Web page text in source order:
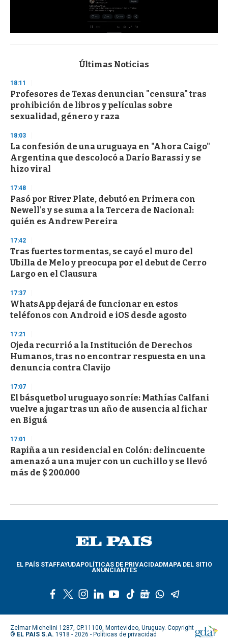
s
d
s
o
f
3
s
e
c
o
n
Últimas Noticias
18:11
Profesores de Texas denuncian "censura" tras
prohibición de libros y películas sobre
sexualidad, género y raza
18:03
La confesión de una uruguaya en "Ahora Caigo"
Argentina que descolocó a Darío Barassi y se
hizo viral
17:48
Pasó por River Plate, debutó en Primera con
Newell's y se suma a la Tercera de Nacional:
quién es Andrew Pereira
17:42
Tras fuertes tormentas, se cayó el muro del
Ubilla de Melo y preocupa por el debut de Cerro
Largo en el Clausura
17:37
WhatsApp dejará de funcionar en estos
teléfonos con Android e iOS desde agosto
17:21
Ojeda recurrió a la Institución de Derechos
Humanos, tras no encontrar respuesta en una
denuncia contra Clavijo
17:07
El básquetbol uruguayo sonríe: Mathías Calfani
vuelve a jugar tras un año de ausencia al fichar
en Biguá
17:01
Rapiña a un residencial en Colón: delincuente
amenazó a una mujer con un cuchillo y se llevó
más de $ 200.000
EL PAÍS STAFFAYUDAPOLÍTICAS DE PRIVACIDADMAPA DEL SITIO
ANUNCIANTES
c
e
b
w
i
t
s
t
a
l
n
k
e
y
u
u
t
k
o
g
o
l
w
a
s
l
e
g
Zelmar Michelini 1287, CP.11100, Montevideo, Uruguay. Copyright
® EL PAIS S.A. 1918 - 2026 - Políticas de privacidad